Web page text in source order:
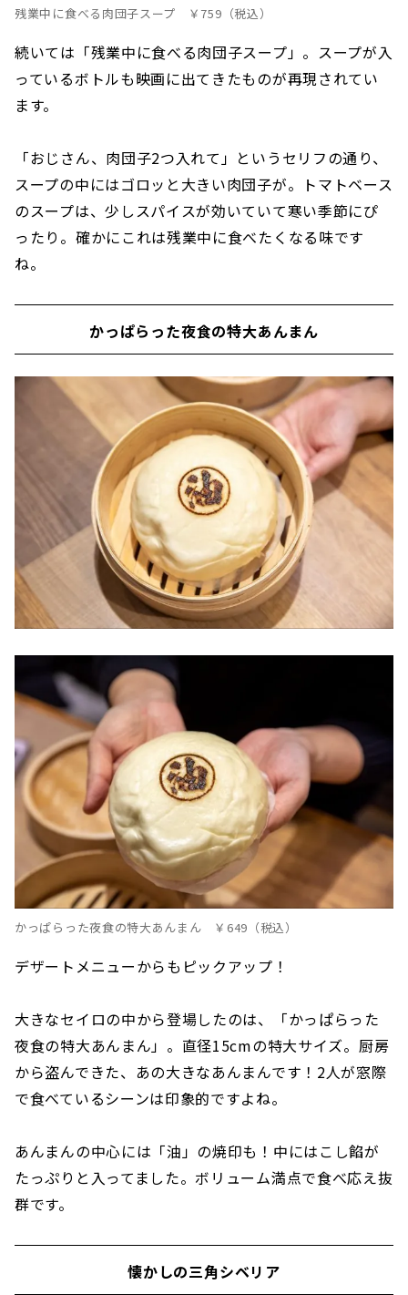
残業中に食べる肉団子スープ ￥759（税込）
続いては「残業中に食べる肉団子スープ」。スープが入
っているボトルも映画に出てきたものが再現されてい
ます。
「おじさん、肉団子2つ入れて」というセリフの通り、
スープの中にはゴロッと大きい肉団子が。トマトベース
のスープは、少しスパイスが効いていて寒い季節にぴ
ったり。確かにこれは残業中に食べたくなる味です
ね。
かっぱらった夜食の特大あんまん
かっぱらった夜食の特大あんまん ￥649（税込）
デザートメニューからもピックアップ！
大きなセイロの中から登場したのは、「かっぱらった
夜食の特大あんまん」。直径15cmの特大サイズ。厨房
から盗んできた、あの大きなあんまんです！2人が窓際
で食べているシーンは印象的ですよね。
あんまんの中心には「油」の焼印も！中にはこし餡が
たっぷりと入ってました。ボリューム満点で食べ応え抜
群です。
懐かしの三角シベリア